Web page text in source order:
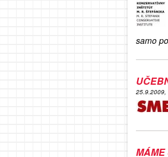
samo
25.9.2009,
MÁME